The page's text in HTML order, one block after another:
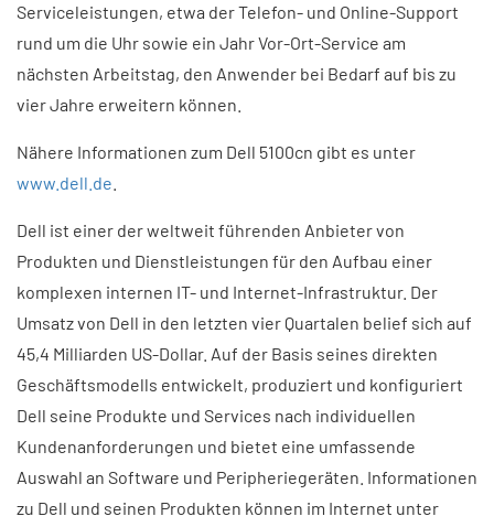
Serviceleistungen, etwa der Telefon- und Online-Support
rund um die Uhr sowie ein Jahr Vor-Ort-Service am
nächsten Arbeitstag, den Anwender bei Bedarf auf bis zu
vier Jahre erweitern können.
Nähere Informationen zum Dell 5100cn gibt es unter
www.dell.de
Dell ist einer der weltweit führenden Anbieter von
Produkten und Dienstleistungen für den Aufbau einer
komplexen internen IT- und Internet-Infrastruktur. Der
Umsatz von Dell in den letzten vier Quartalen belief sich auf
45,4 Milliarden US-Dollar. Auf der Basis seines direkten
Geschäftsmodells entwickelt, produziert und konfiguriert
Dell seine Produkte und Services nach individuellen
Kundenanforderungen und bietet eine umfassende
Auswahl an Software und Peripheriegeräten. Informationen
zu Dell und seinen Produkten können im Internet unter